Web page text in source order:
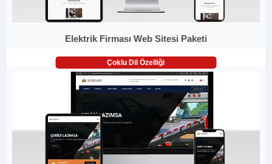
Elektrik Firması Web Sitesi Paketi
Çoklu Dil Özelliği